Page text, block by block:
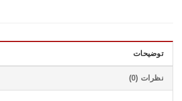
توضیحات
نظرات (0)